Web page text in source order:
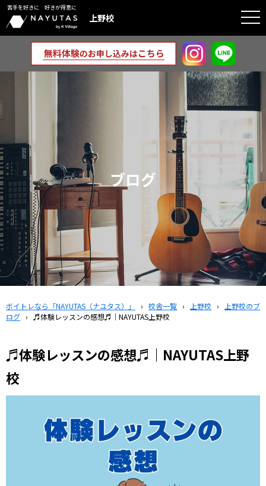
苦手を好きに 好きが得意に
上野校
ブログ
ボイトレなら「NAYUTAS（ナユタス）」 › 校舎一覧 › 上野校 ›
上野校のブ
ログ › ♬体験レッスンの感想♬｜NAYUTAS上野校
♬体験レッスンの感想♬｜NAYUTAS上野
校